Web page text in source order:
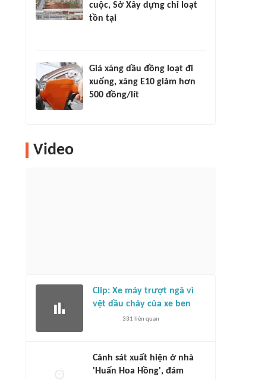
cuộc, Sở Xây dựng chỉ loạt
tồn tại
Giá xăng dầu đồng loạt đi
xuống, xăng E10 giảm hơn
500 đồng/lít
Video
Clip: Xe máy trượt ngã vì
vệt dầu chảy của xe ben
331 liên quan
Cảnh sát xuất hiện ở nhà
'Huấn Hoa Hồng', đám